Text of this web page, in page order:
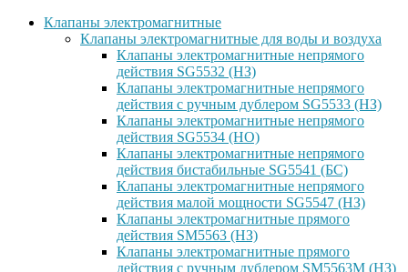
Клапаны электромагнитные
Клапаны электромагнитные для воды и воздуха
Клапаны электромагнитные непрямого
действия SG5532 (НЗ)
Клапаны электромагнитные непрямого
действия с ручным дублером SG5533 (НЗ)
Клапаны электромагнитные непрямого
действия SG5534 (НО)
Клапаны электромагнитные непрямого
действия бистабильные SG5541 (БС)
Клапаны электромагнитные непрямого
действия малой мощности SG5547 (НЗ)
Клапаны электромагнитные прямого
действия SM5563 (НЗ)
Клапаны электромагнитные прямого
действия с ручным дублером SM5563M (НЗ)